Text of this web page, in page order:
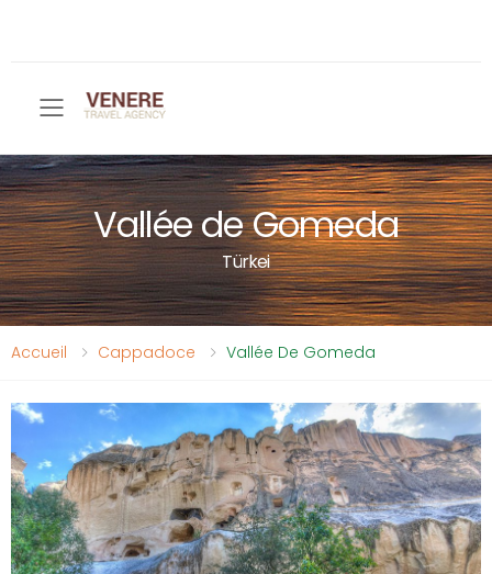
Toggle mobile menu
Vallée de Gomeda
Türkei
Accueil Cappadoce Vallée De Gomeda